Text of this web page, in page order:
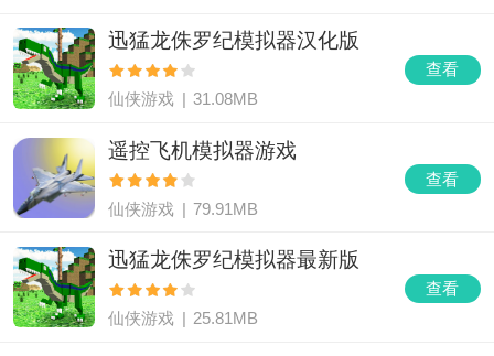
查看
迅猛龙侏罗纪模拟器汉化版
仙侠游戏 | 31.08MB
查看
遥控飞机模拟器游戏
仙侠游戏 | 79.91MB
查看
迅猛龙侏罗纪模拟器最新版
仙侠游戏 | 25.81MB